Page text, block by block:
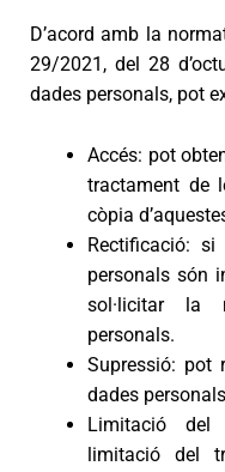
D’acord amb la
29/2021, del 28
dades personals, pot
Accés: pot
tractament de
còpia
Rectificació:
personals són
sol·licitar la
personals.
Supressió: pot
dades
Limitació del
limitació del